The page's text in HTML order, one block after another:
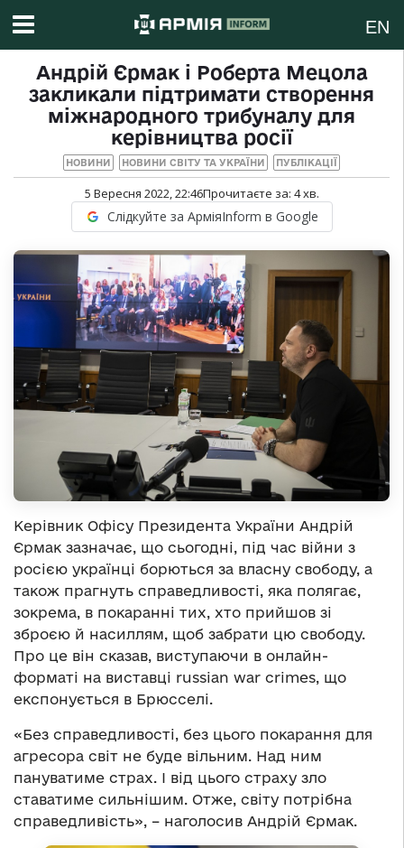
EN
Андрій Єрмак і Роберта Мецола
закликали підтримати створення
міжнародного трибуналу для
керівництва росії
НОВИНИ НОВИНИ СВІТУ ТА УКРАЇНИ ПУБЛІКАЦІЇ
5 Вересня 2022, 22:46Прочитаєте за: 4хв.
Слідкуйте за АрміяInform в Google
Керівник Офісу Президента України Андрій
Єрмак зазначає, що сьогодні, під час війни з
росією українці борються за власну свободу, а
також прагнуть справедливості, яка полягає,
зокрема, в покаранні тих, хто прийшов зі
зброєю й насиллям, щоб забрати цю свободу.
Про це він сказав, виступаючи в онлайн-
форматі на виставці russian war crimes, що
експонується в Брюсселі.
«Без справедливості, без цього покарання для
агресора світ не буде вільним. Над ним
пануватиме страх. І від цього страху зло
ставатиме сильнішим. Отже, світу потрібна
справедливість», – наголосив Андрій Єрмак.